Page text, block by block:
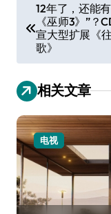
章
12年了，还能
《巫师3》”？
宣大型扩展《
歌》
相关文章
电视